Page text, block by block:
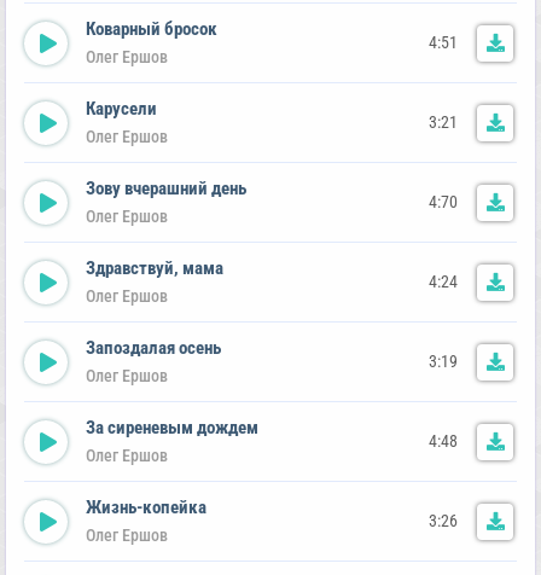
Коварный бросок
Олег Ершов
4:51
Карусели
Олег Ершов
3:21
Зову вчерашний день
Олег Ершов
4:70
Здравствуй, мама
Олег Ершов
4:24
Запоздалая осень
Олег Ершов
3:19
За сиреневым дождем
Олег Ершов
4:48
Жизнь-копейка
Олег Ершов
3:26